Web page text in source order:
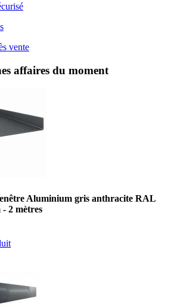
vente
affaires du moment
Aluminium gris anthracite RAL
- 2 mètres